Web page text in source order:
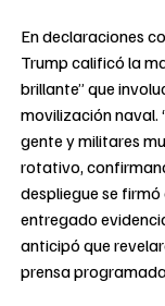
En declaraciones
Trump calificó la
brillante” que
movilización naval.
gente y militares
rotativo,
despliegue se
entregado
anticipó que
prensa